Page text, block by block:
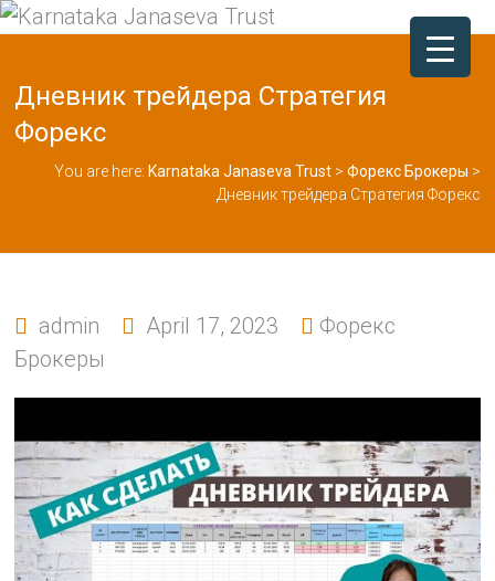
Дневник трейдера Стратегия
Форекс
You are here: Karnataka Janaseva Trust> Форекс Брокеры >
Дневник трейдера Стратегия Форекс
admin April 17, 2023
Форекс
Брокеры